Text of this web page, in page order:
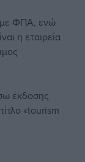
με ΦΠΑ, ενώ
η εταιρεία
έκδοσης
«tourism